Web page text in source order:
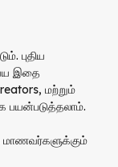
புதிய
இதை
மற்றும்
மாணவர்களுக்கும்